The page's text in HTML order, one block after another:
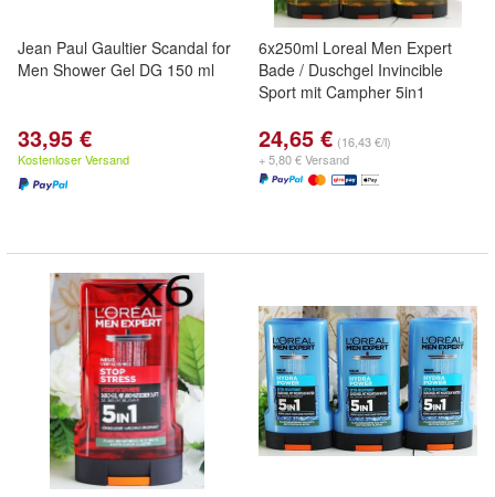
Jean Paul Gaultier Scandal for
Men Shower Gel DG 150 ml
33,95 €
Kostenloser Versand
6x250ml Loreal Men Expert
Bade / Duschgel Invincible
Sport mit Campher 5in1
24,65 € (16,43 €/l)
+ 5,80 € Versand